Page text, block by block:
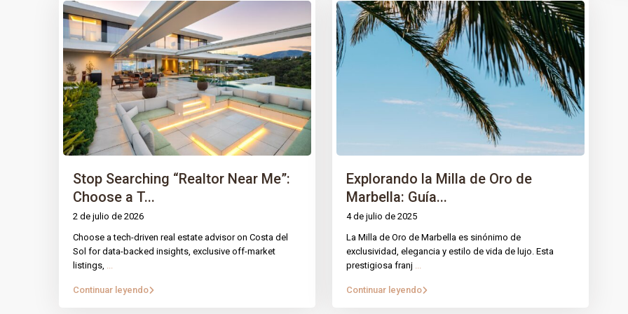
Stop Searching “Realtor Near Me”:
Choose a T...
2 de julio de 2026
Choose a tech-driven real estate advisor on Costa del
Sol for data-backed insights, exclusive off-market
listings, ...
Continuar leyendo
Explorando la Milla de Oro de
Marbella: Guía...
4 de julio de 2025
La Milla de Oro de Marbella es sinónimo de
exclusividad, elegancia y estilo de vida de lujo. Esta
prestigiosa franj ...
Continuar leyendo
IntRec Homesconecta el mundo
Compramos, vendemos e invertimos en
propiedades y startups, creando valor con
Tecnología, confianza e innovación.
PÁGINAS
Nuestros servicios
Política de Cookies
CONTACTO
Casares Estepona Malaga